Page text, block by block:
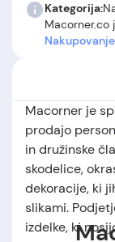
pri dostavi in
razdeljenih
Kategorija:
Macorner.co
Macorner je
prodajo
in družinske
skodelice,
dekoracije, ki
slikami.
izdelke, ki